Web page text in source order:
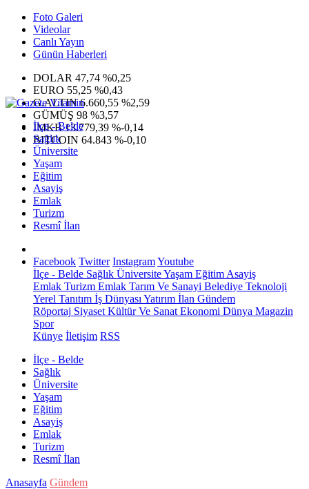
Foto Galeri
Videolar
Canlı Yayın
Günün Haberleri
DOLAR 47,74 %0,25
EURO 55,25 %0,43
G.ALTIN6.660,55 %2,59
GÜMÜŞ 98 %3,57
IMKB13.779,39 %-0,14
BITCOIN 64.843 %-0,10
İlçe - Belde
Sağlık
Üniversite
Yaşam
Eğitim
Asayiş
Emlak
Turizm
Resmî İlan
Facebook Twitter InstagramYoutube
İlçe - Belde Sağlık ÜniversiteYaşam Eğitim Asayiş
Emlak Turizm Emlak Tarım Ve Sanayi Belediye Teknoloji
Yerel Tanıtım İş Dünyası Yatırım İlan Gündem
Röportaj Siyaset Kültür Ve Sanat Ekonomi Dünya Magazin
Spor
Künye İletişim RSS
İlçe - Belde
Sağlık
Üniversite
Yaşam
Eğitim
Asayiş
Emlak
Turizm
Resmî İlan
Anasayfa Gündem